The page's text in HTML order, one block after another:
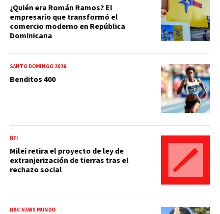
¿Quién era Román Ramos? El
empresario que transformó el
comercio moderno en República
Dominicana
SANTO DOMINGO 2026
Benditos 400
RFI
Milei retira el proyecto de ley de
extranjerización de tierras tras el
rechazo social
BBC NEWS MUNDO